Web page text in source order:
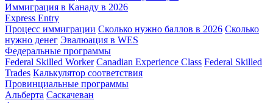
Иммиграция в Канаду в 2026
Express Entry
Процесс иммиграции Сколько нужно баллов в 2026 Сколько
нужно денег Эвалюация в WES
Федеральные программы
Federal Skilled Worker Canadian Experience Class Federal Skilled
Trades Калькулятор соответствия
Провинциальные программы
Альберта Саскачеван